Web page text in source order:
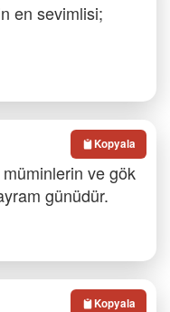
en sevimlisi;
ve gök
günüdür.
Kopyala
Kopyala